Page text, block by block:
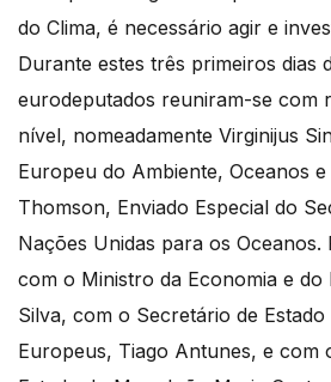
do Clima, é necessário agir e
Durante estes três primeiros dias
eurodeputados reuniram-se com
nível, nomeadamente Virginijus
Europeu do Ambiente, Oceanos
Thomson, Enviado Especial do
Nações Unidas para os Oceanos.
com o Ministro da Economia e
Silva, com o Secretário de
Europeus, Tiago Antunes, e com